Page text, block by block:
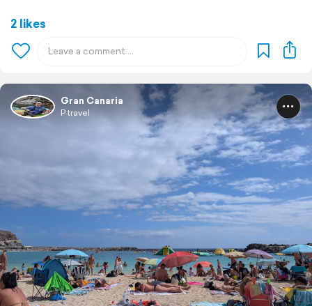
2 likes
Gran Canaria
P travel